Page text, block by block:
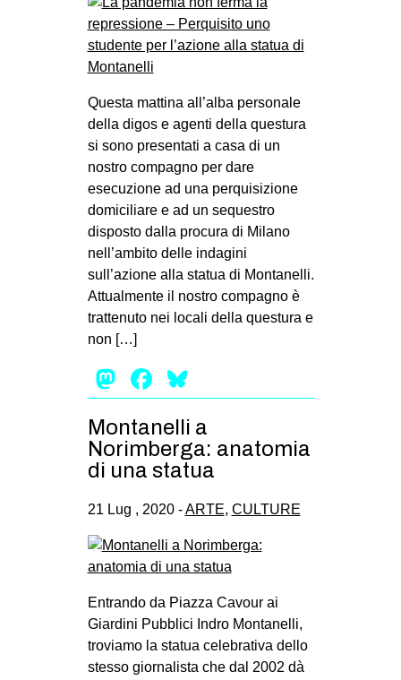
Questa mattina all’alba personale
della digos e agenti della questura
si sono presentati a casa di un
nostro compagno per dare
esecuzione ad una perquisizione
domiciliare e ad un sequestro
disposto dalla procura di Milano
nell’ambito delle indagini
sull’azione alla statua di Montanelli.
Attualmente il nostro compagno è
trattenuto nei locali della questura e
non […]
Mastodon
Facebook
Montanelli a
Norimberga: anatomia
di una statua
21 Lug , 2020 -ARTE, CULTURE
Entrando da Piazza Cavour ai
Giardini Pubblici Indro Montanelli,
troviamo la statua celebrativa dello
stesso giornalista che dal 2002 dà